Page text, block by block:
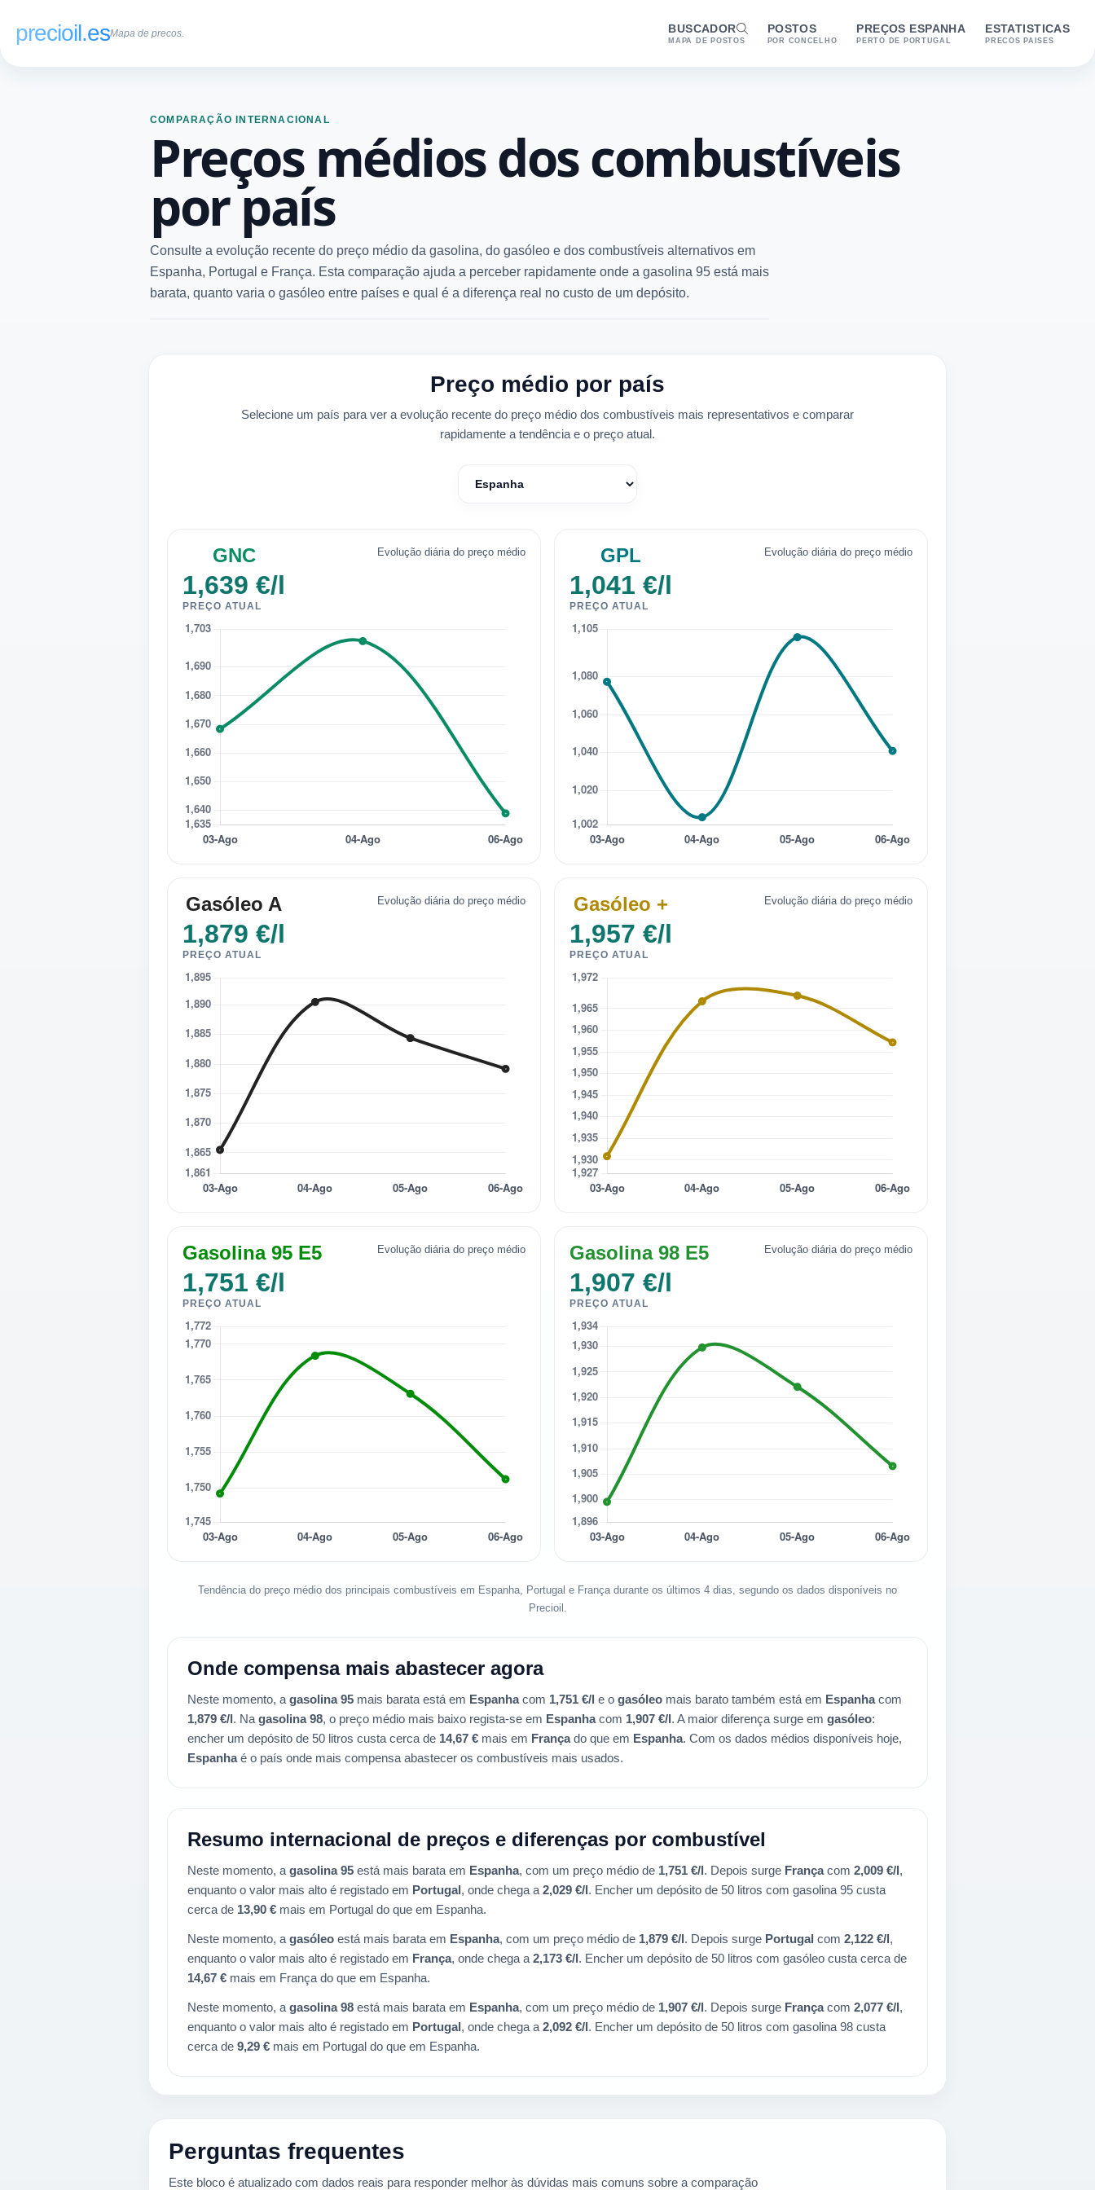
precioil.esMapa de precos. BUSCADOR
MAPA DE POSTOS
POSTOS
POR CONCELHO
PREÇOS ESPANHA
PERTO DE PORTUGAL
ESTATISTICAS
PRECOS PAISES
COMPARAÇÃO INTERNACIONAL
Preços médios dos combustíveis
por país
Consulte a evolução recente do preço médio da gasolina, do gasóleo e dos combustíveis alternativos em
Espanha, Portugal e França. Esta comparação ajuda a perceber rapidamente onde a gasolina 95 está mais
barata, quanto varia o gasóleo entre países e qual é a diferença real no custo de um depósito.
Preço médio por país
Selecione um país para ver a evolução recente do preço médio dos combustíveis mais representativos e comparar
rapidamente a tendência e o preço atual.
GNC
1,639 €/l
PREÇO ATUAL
Evolução diária do preço médio GPL
1,041 €/l
PREÇO ATUAL
Evolução diária do preço médio
Gasóleo A
1,879 €/l
PREÇO ATUAL
Evolução diária do preço médio Gasóleo +
1,957 €/l
PREÇO ATUAL
Evolução diária do preço médio
Gasolina 95 E5
1,751 €/l
PREÇO ATUAL
Evolução diária do preço médio Gasolina 98 E5
1,907 €/l
PREÇO ATUAL
Evolução diária do preço médio
Tendência do preço médio dos principais combustíveis em Espanha, Portugal e França durante os últimos 4 dias, segundo os dados disponíveis no
Precioil.
Onde compensa mais abastecer agora
Neste momento, a gasolina 95 mais barata está em Espanhacom 1,751 €/l e o gasóleo mais barato também está em Espanhacom
1,879 €/l. Na gasolina 98, o preço médio mais baixo regista-se em Espanhacom 1,907 €/l. A maior diferença surge em gasóleo:
encher um depósito de 50 litros custa cerca de 14,67 € mais em Françado que em Espanha. Com os dados médios disponíveis hoje,
Espanhaé o país onde mais compensa abastecer os combustíveis mais usados.
Resumo internacional de preços e diferenças por combustível
Neste momento, a gasolina 95 está mais barata em Espanha, com um preço médio de 1,751 €/l. Depois surge Françacom 2,009 €/l,
enquanto o valor mais alto é registado em Portugal, onde chega a 2,029 €/l. Encher um depósito de 50 litros com gasolina 95 custa
cerca de 13,90 € mais em Portugal do que em Espanha.
Neste momento, a gasóleo está mais barata em Espanha, com um preço médio de 1,879 €/l. Depois surge Portugal com 2,122 €/l,
enquanto o valor mais alto é registado em França, onde chega a 2,173 €/l. Encher um depósito de 50 litros com gasóleo custa cerca de
14,67 € mais em França do que em Espanha.
Neste momento, a gasolina 98 está mais barata em Espanha, com um preço médio de 1,907 €/l. Depois surge Françacom 2,077 €/l,
enquanto o valor mais alto é registado em Portugal, onde chega a 2,092 €/l. Encher um depósito de 50 litros com gasolina 98 custa
cerca de 9,29 € mais em Portugal do que em Espanha.
Perguntas frequentes
Este bloco é atualizado com dados reais para responder melhor às dúvidas mais comuns sobre a comparação